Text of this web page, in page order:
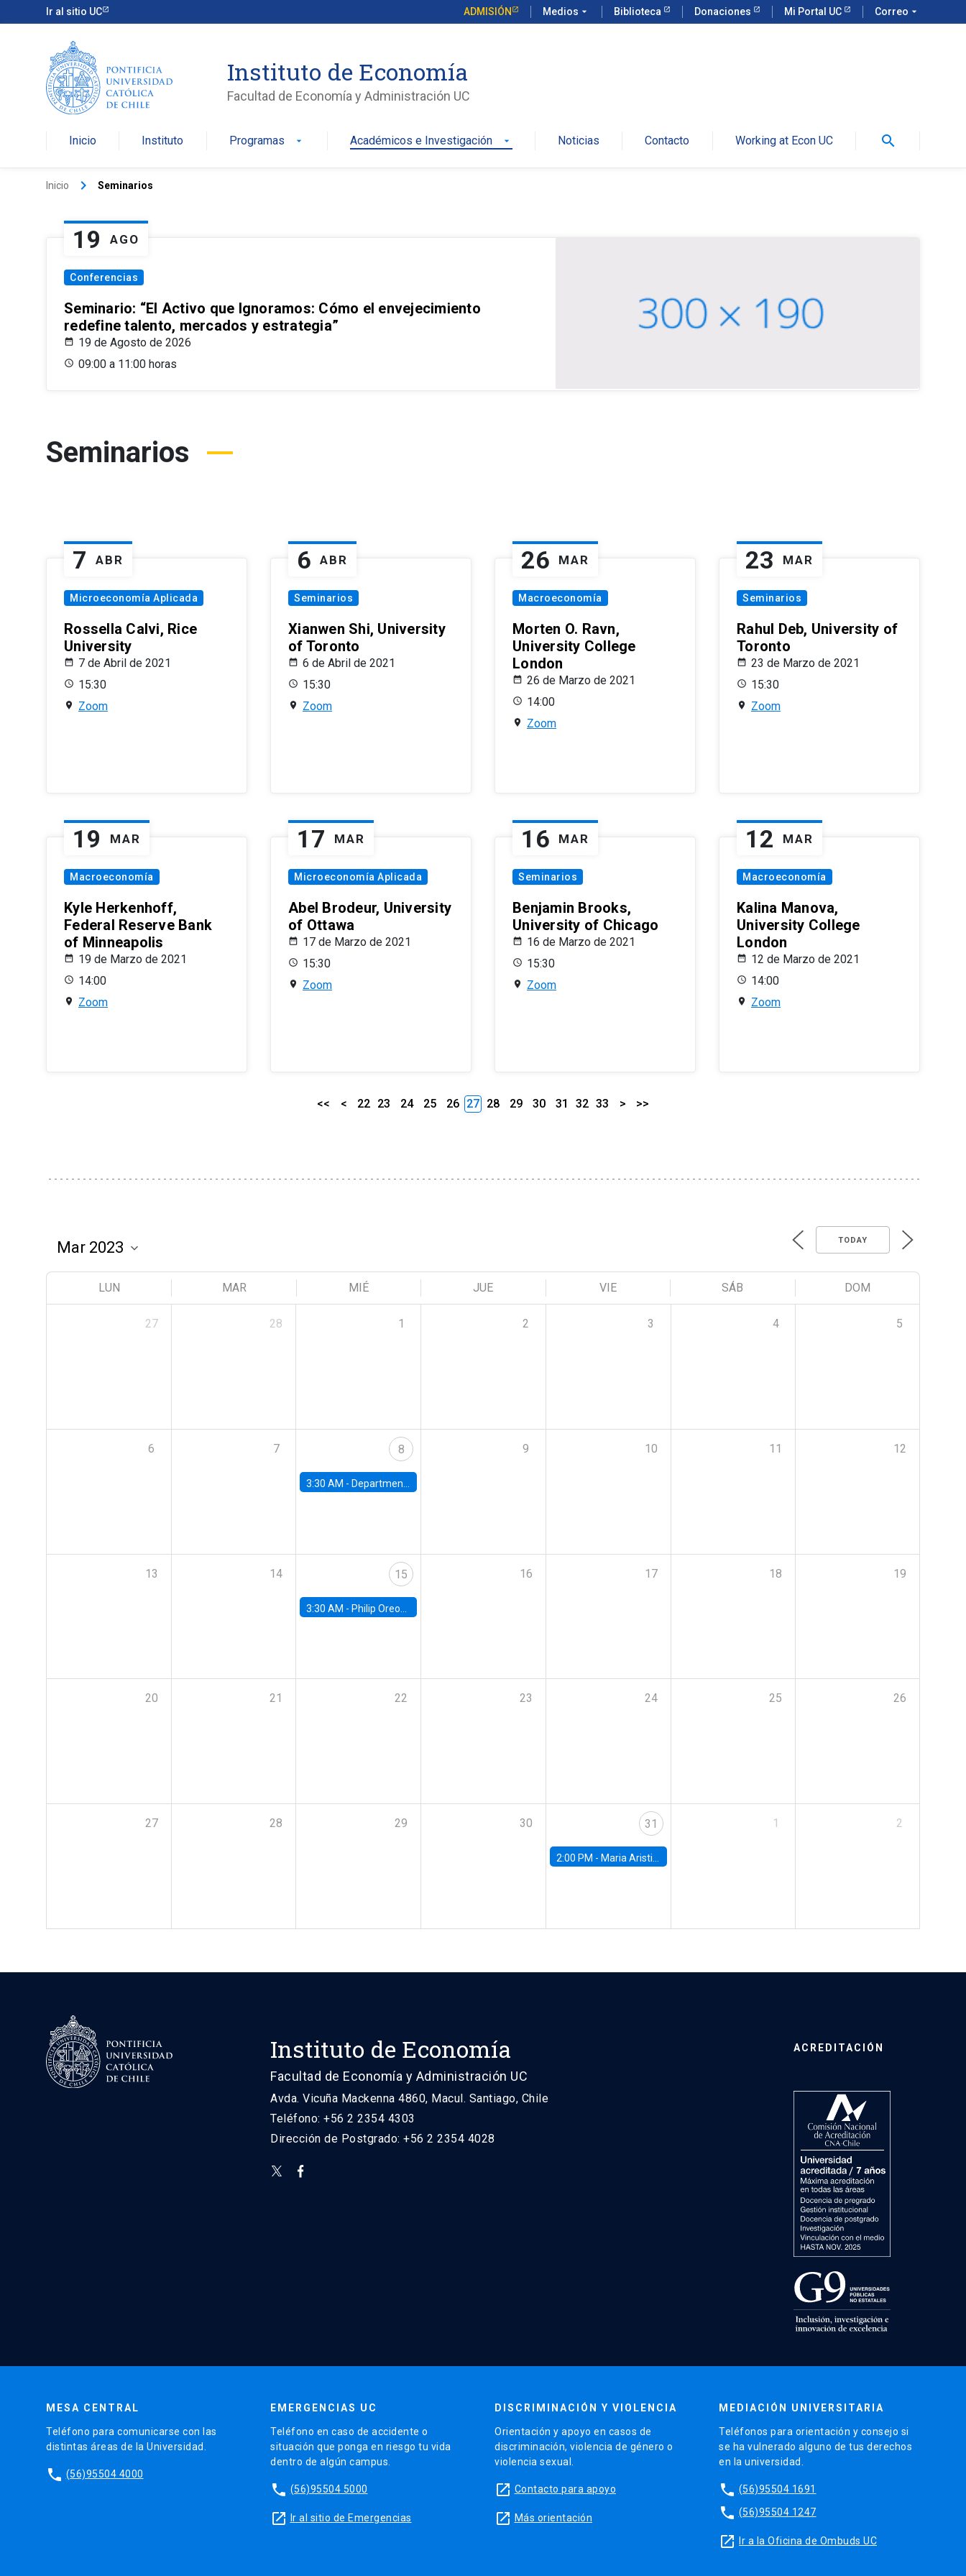
Ir al sitio UC ADMISIÓN Medios arrow_drop_down Biblioteca Donaciones Mi Portal UC Correo arrow_drop_down
Instituto de Economía
Facultad de Economía y Administración UC
Inicio Instituto Programas arrow_drop_down Académicos e Investigación arrow_drop_down Noticias Contacto Working at Econ UC search
Inicio keyboard_arrow_right Seminarios
19 AGO
Conferencias
Seminario: “El Activo que Ignoramos: Cómo el envejecimiento
redefine talento, mercados y estrategia”
19 de Agosto de 2026
09:00 a 11:00 horas
Seminarios
7 ABR
Microeconomía Aplicada
Rossella Calvi, Rice
University
7 de Abril de 2021
15:30
Zoom
6 ABR
Seminarios
Xianwen Shi, University
of Toronto
6 de Abril de 2021
15:30
Zoom
26 MAR
Macroeconomía
Morten O. Ravn,
University College
London
26 de Marzo de 2021
14:00
Zoom
23 MAR
Seminarios
Rahul Deb, University of
Toronto
23 de Marzo de 2021
15:30
Zoom
19 MAR
Macroeconomía
Kyle Herkenhoff,
Federal Reserve Bank
of Minneapolis
19 de Marzo de 2021
14:00
Zoom
17 MAR
Microeconomía Aplicada
Abel Brodeur, University
of Ottawa
17 de Marzo de 2021
15:30
Zoom
16 MAR
Seminarios
Benjamin Brooks,
University of Chicago
16 de Marzo de 2021
15:30
Zoom
12 MAR
Macroeconomía
Kalina Manova,
University College
London
12 de Marzo de 2021
14:00
Zoom
<< < 22 23 24 25 26 27 28 29 30 31 32 33 > >>
TODAY
LUN MAR MIÉ JUE VIE SÁB DOM
27 28 1 2 3 4 5
6 7 8
3:30 AM - Department Seminar: James Robinson
9 10 11 12
13 14 15
3:30 AM - Philip Oreopolous, University of Toronto
16 17 18 19
20 21 22 23 24 25 26
27 28 29 30 31
2:00 PM - Maria Aristizabal-Ramirez, FED Board
1 2
Instituto de Economía
Facultad de Economía y Administración UC
Avda. Vicuña Mackenna 4860, Macul. Santiago, Chile
Teléfono: +56 2 2354 4303
Dirección de Postgrado: +56 2 2354 4028
ACREDITACIÓN
MESA CENTRAL
Teléfono para comunicarse con las
distintas áreas de la Universidad.
phone (56)95504 4000
EMERGENCIAS UC
Teléfono en caso de accidente o
situación que ponga en riesgo tu vida
dentro de algún campus.
phone (56)95504 5000
launch Ir al sitio de Emergencias
DISCRIMINACIÓN Y VIOLENCIA
Orientación y apoyo en casos de
discriminación, violencia de género o
violencia sexual.
launch Contacto para apoyo
launch Más orientación
MEDIACIÓN UNIVERSITARIA
Teléfonos para orientación y consejo si
se ha vulnerado alguno de tus derechos
en la universidad.
phone (56)95504 1691
phone (56)95504 1247
launch Ir a la Oficina de Ombuds UC